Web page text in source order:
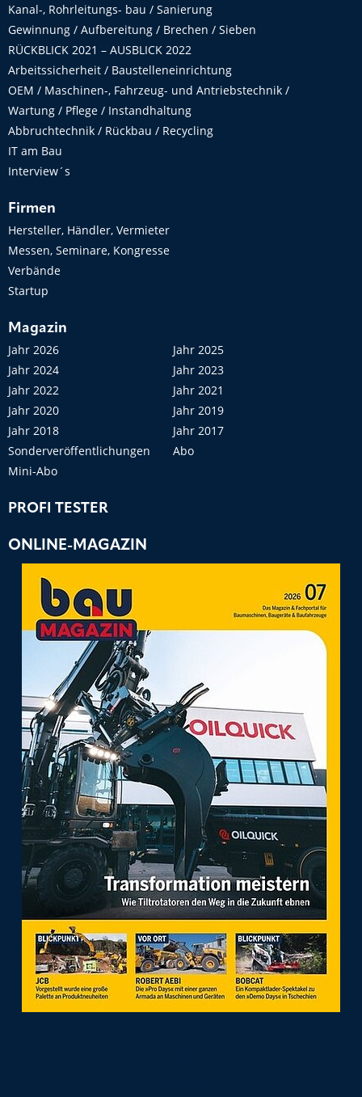
Kanal-, Rohrleitungs- bau / Sanierung
Gewinnung / Aufbereitung / Brechen / Sieben
RÜCKBLICK 2021 – AUSBLICK 2022
Arbeitssicherheit / Baustelleneinrichtung
OEM / Maschinen-, Fahrzeug- und Antriebstechnik /
Wartung / Pflege / Instandhaltung
Abbruchtechnik / Rückbau / Recycling
IT am Bau
Interview´s
Firmen
Hersteller, Händler, Vermieter
Messen, Seminare, Kongresse
Verbände
Startup
Magazin
Jahr 2026
Jahr 2025
Jahr 2024
Jahr 2023
Jahr 2022
Jahr 2021
Jahr 2020
Jahr 2019
Jahr 2018
Jahr 2017
Sonderveröffentlichungen
Abo
Mini-Abo
PROFI TESTER
ONLINE-MAGAZIN